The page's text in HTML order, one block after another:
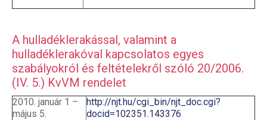
A hulladéklerakással, valamint a
hulladéklerakóval kapcsolatos egyes
szabályokról és feltételekről szóló 20/2006.
(IV. 5.) KvVM rendelet
2010. január 1 –
május 5.
http://njt.hu/cgi_bin/njt_doc.cgi?
docid=102351.143376